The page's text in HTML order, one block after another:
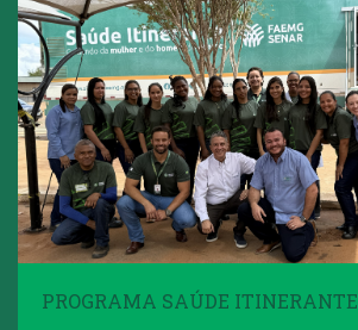
PROGRAMA SAÚDE ITINERANTE